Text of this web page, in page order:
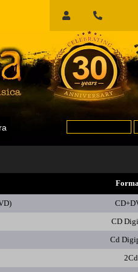
Início
Sessão
CD
Cd
2Cd